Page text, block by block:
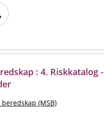
: 4. Riskkatalog -
(MSB)